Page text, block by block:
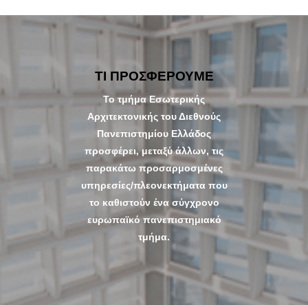
ΤΙ ΠΡΟΣΦΕΡΟΥΜΕ
To τμήμα Εσωτερικής
Αρχιτεκτονικής του Διεθνούς
Πανεπιστημίου Ελλάδος
προσφέρει, μεταξύ άλλων, τις
παρακάτω προσαρμοσμένες
υπηρεσίες/πλεονεκτήματα που
το καθιστούν ένα σύγχρονο
ευρωπαϊκό πανεπιστημιακό
τμήμα.